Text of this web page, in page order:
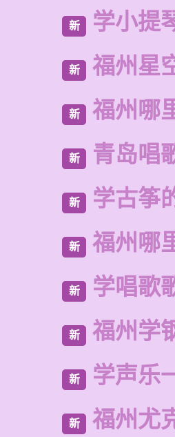
新 学小提
新 福州星
新 福州哪
新 青岛唱
新 学古筝
新 福州哪
新 学唱歌
新 福州学
新 学声乐
新 福州尤